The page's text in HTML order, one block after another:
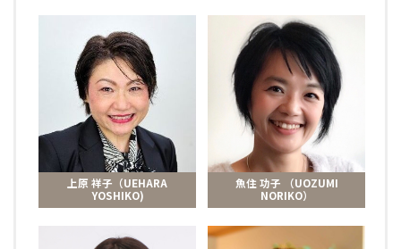
上原 祥子（UEHARA
YOSHIKO)
魚住 功子 （UOZUMI
NORIKO）